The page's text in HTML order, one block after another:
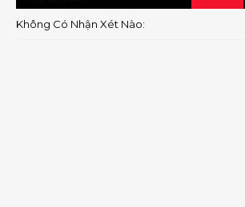
Không Có Nhận Xét Nào: